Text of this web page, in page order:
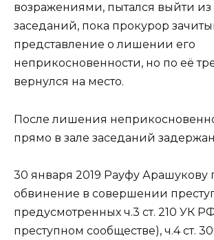
возражениями, пытался выйти из
заседаний, пока прокурор
представление о лишении его
неприкосновенности, но по её
вернулся на место.
После лишения
прямо в зале заседаний
30 января 2019 Рауфу Арашукову
обвинение в совершении
предусмотренных ч.3 ст. 210 УК
преступном сообществе), ч.4 ст.